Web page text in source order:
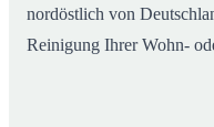
nordöstlich von
Reinigung Ihrer Wohn-